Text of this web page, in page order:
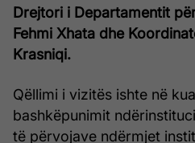
Drejtori i Departamentit
Fehmi Xhata dhe
Krasniqi.
Qëllimi i vizitës ishte në
bashkëpunimit
të përvojave ndërmjet